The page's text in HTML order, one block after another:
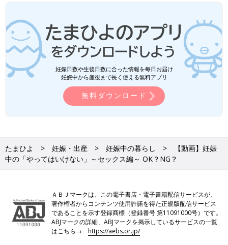
妊娠日数や生後日数に合った情報を毎日お届け
妊娠中から産後まで長く使える無料アプリ
無料ダウンロード
たまひよ 妊娠・出産 妊娠中の暮らし
【動画】妊娠
中の「やってはいけない」～セックス編～ OK？NG？
ＡＢＪマークは、この電子書店・電子書籍配信サービスが、
著作権者からコンテンツ使用許諾を得た正規版配信サービス
であることを示す登録商標（登録番号 第11091000号）です。
ABJマークの詳細、ABJマークを掲示しているサービスの一覧
はこちら→https://aebs.or.jp/